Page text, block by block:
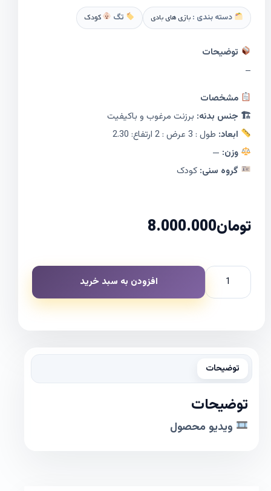
دسته بندی : بازی های بادی تگ کودک
توضیحات
–
مشخصات
🏗 جنس بدنه: برزنت مرغوب و باکیفیت
ابعاد: طول : 3 عرض : 2 ارتفاع: 2.30
وزن: —
گروه سنی: کودک
تومان8.000.000
افزودن به سبد خرید
توضیحات
توضیحات
ویدیو محصول